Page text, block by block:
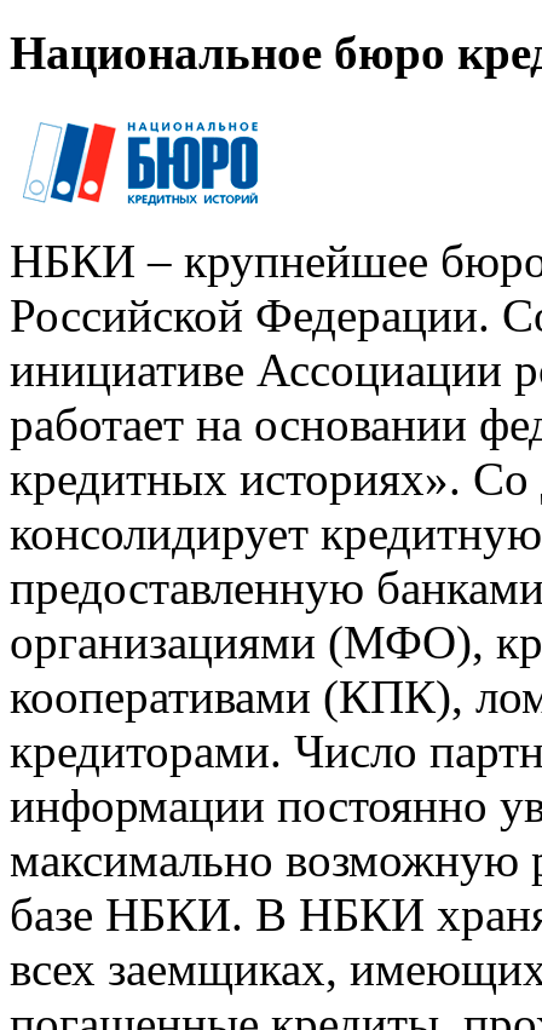
Национальное бюро
НБКИ – крупнейшее
Российской Федерации.
инициативе Ассоциации
работает на основании
кредитных историях».
консолидирует
предоставленную
организациями (МФО),
кооперативами (КПК),
кредиторами. Число
информации постоянно
максимально возможную
базе НБКИ. В НБКИ
всех заемщиках,